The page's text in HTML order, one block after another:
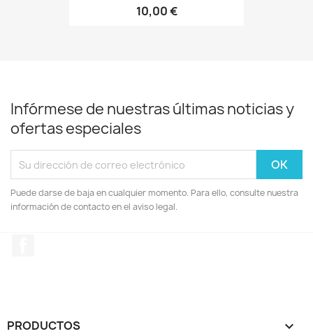
10,00 €
Infórmese de nuestras últimas noticias y
ofertas especiales
Puede darse de baja en cualquier momento. Para ello, consulte nuestra
información de contacto en el aviso legal.
PRODUCTOS 